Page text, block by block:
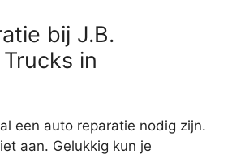
bij J.B.
in
een auto reparatie nodig zijn.
aan. Gelukkig kun je